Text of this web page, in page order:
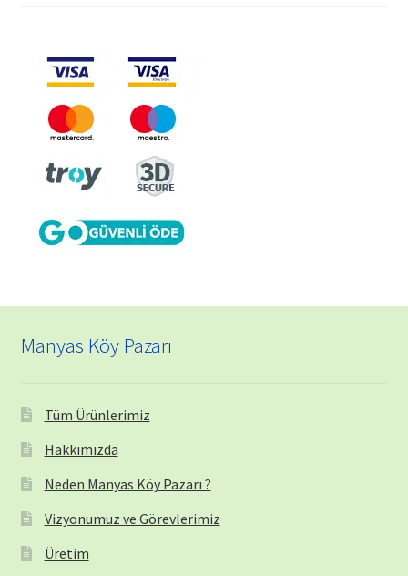
Manyas Köy Pazarı
Tüm Ürünlerimiz
Hakkımızda
Neden Manyas Köy Pazarı ?
Vizyonumuz ve Görevlerimiz
Üretim